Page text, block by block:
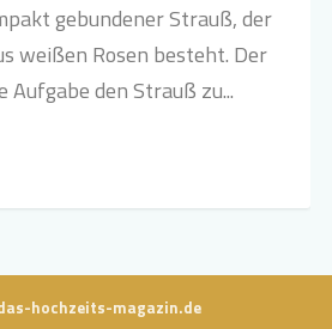
gebundener Strauß, der
weißen Rosen besteht. Der
Aufgabe den Strauß zu...
hochzeits-magazin.de